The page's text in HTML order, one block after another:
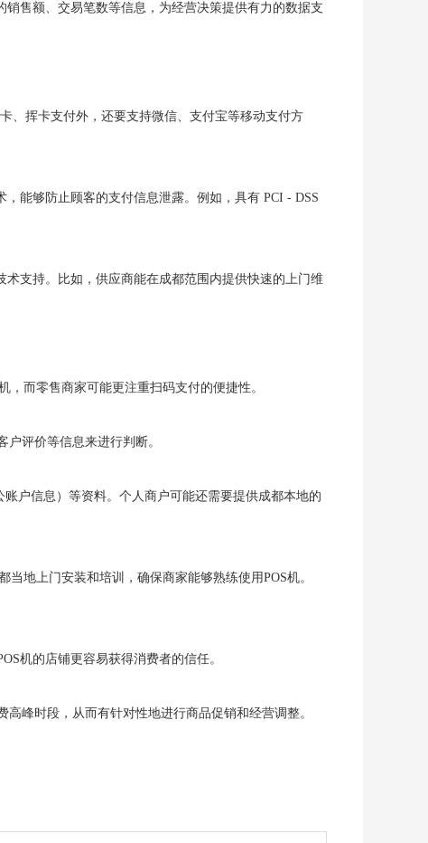
售额、交易笔数等信息，为经营决策提供有力的数据支
、挥卡支付外，还要支持微信、支付宝等移动支付方
能够防止顾客的支付信息泄露。例如，具有 PCI - DSS
支持。比如，供应商能在成都范围内提供快速的上门维
而零售商家可能更注重扫码支付的便捷性。
评价等信息来进行判断。
户信息）等资料。个人商户可能还需要提供成都本地的
地上门安装和培训，确保商家能够熟练使用POS机。
机的店铺更容易获得消费者的信任。
峰时段，从而有针对性地进行商品促销和经营调整。